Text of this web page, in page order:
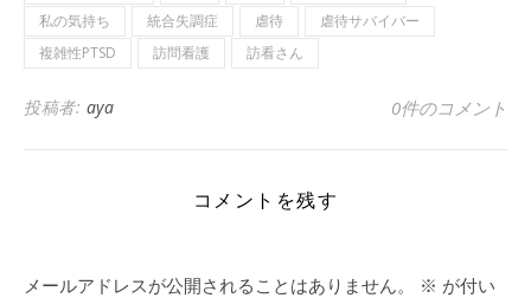
私の気持ち
統合失調症 虐待
虐待サバイバー
複雑性PTSD
訪問看護 訪看さん
投稿者: aya 0件のコメント
コメントを残す
メールアドレスが公開されることはありません。 ※ が付い